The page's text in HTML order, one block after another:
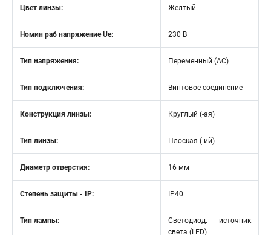
Цвет линзы: Желтый
Номин раб напряжение Ue: 230 В
Тип напряжения: Переменный (AC)
Тип подключения: Винтовое соединение
Конструкция линзы: Круглый (-ая)
Тип линзы: Плоская (-ий)
Диаметр отверстия: 16 мм
Степень защиты - IP: IP40
Тип лампы:
Светодиод. источник
света (LED)